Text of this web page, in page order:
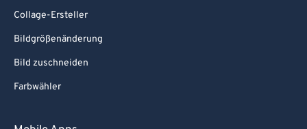
Collage-Ersteller
Bildgrößenänderung
Bild zuschneiden
Farbwähler